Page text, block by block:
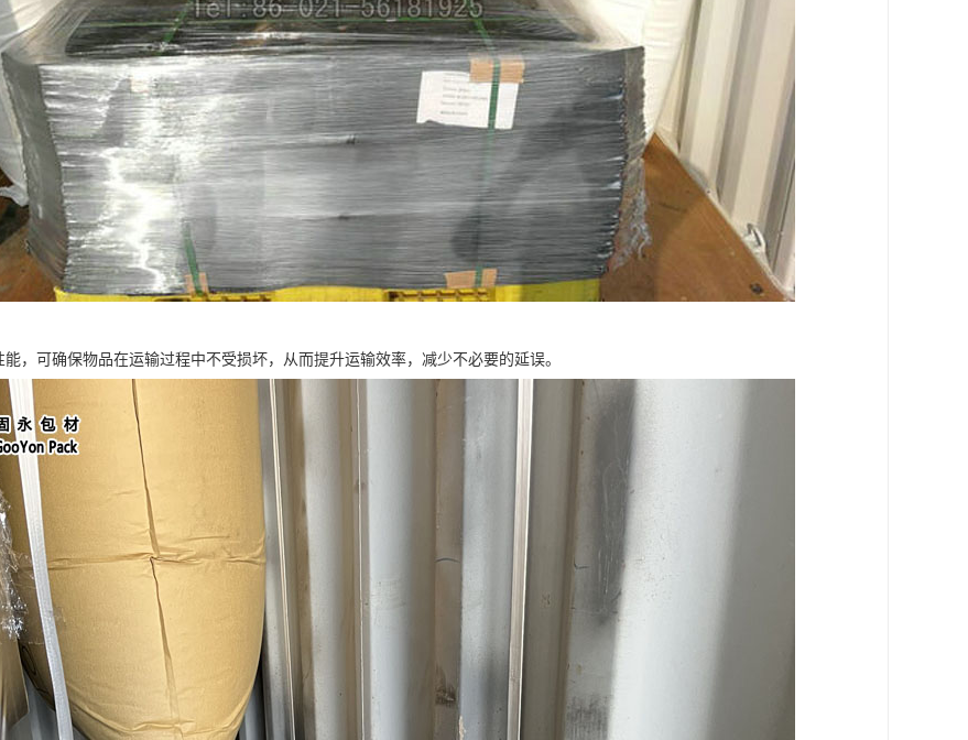
能，可确保物品在运输过程中不受损坏，从而提升运输效率，减少不必要的延误。